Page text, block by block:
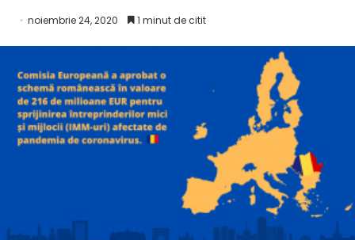
noiembrie 24, 2020 1 minut de citit